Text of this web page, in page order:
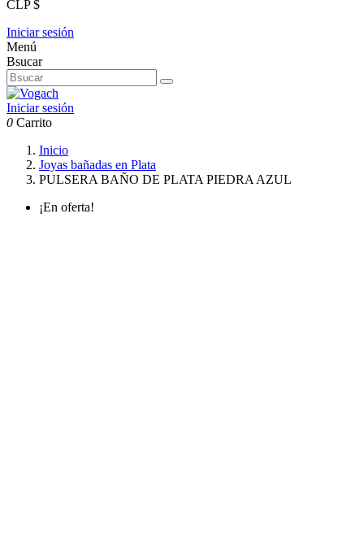
CLP $
Iniciar sesión
Menú
Bsucar
Iniciar sesión
0 Carrito
Inicio
Joyas bañadas en Plata
PULSERA BAÑO DE PLATA PIEDRA AZUL
¡En oferta!